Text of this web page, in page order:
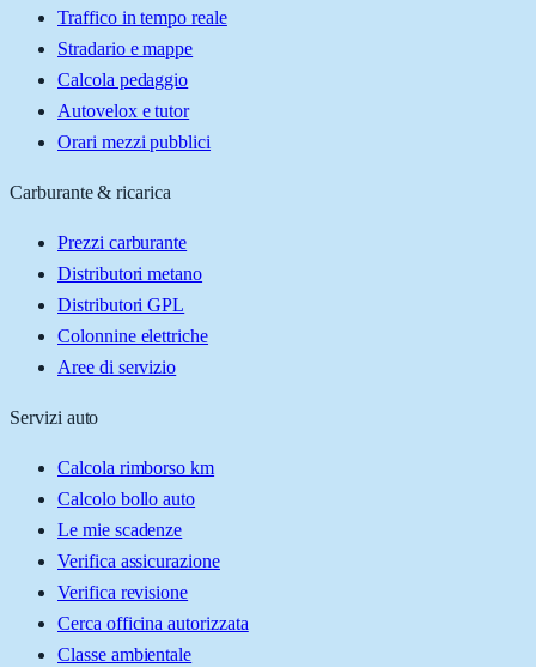
Traffico in tempo reale
Stradario e mappe
Calcola pedaggio
Autovelox e tutor
Orari mezzi pubblici
Carburante & ricarica
Prezzi carburante
Distributori metano
Distributori GPL
Colonnine elettriche
Aree di servizio
Servizi auto
Calcola rimborso km
Calcolo bollo auto
Le mie scadenze
Verifica assicurazione
Verifica revisione
Cerca officina autorizzata
Classe ambientale